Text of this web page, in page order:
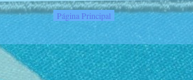
Página Principal